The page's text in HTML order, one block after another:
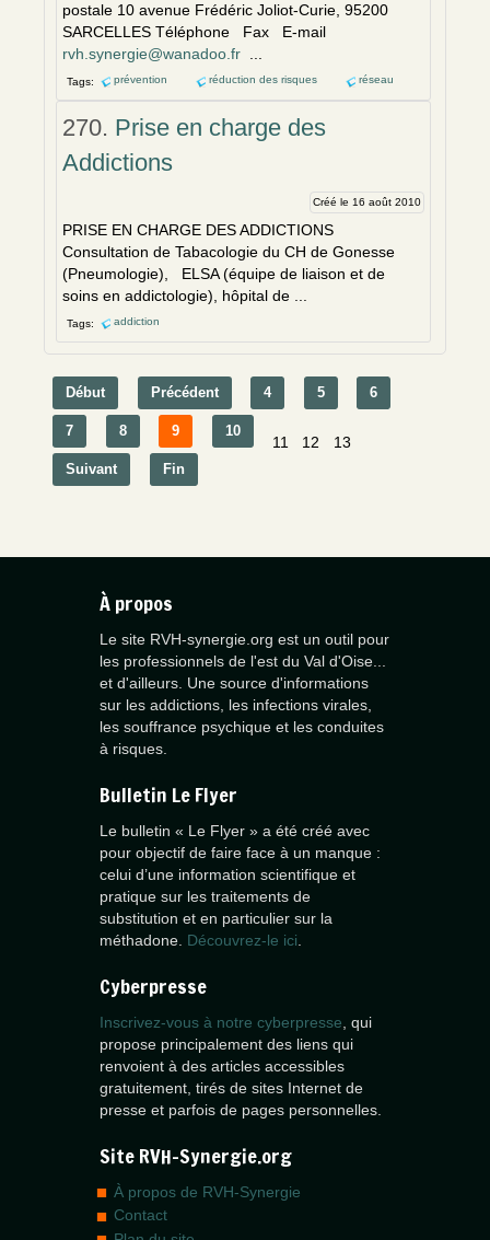
postale 10 avenue Frédéric Joliot-Curie, 95200
SARCELLES Téléphone Fax E-mail
rvh.synergie@wanadoo.fr
Tags: prévention réduction des risques réseau
270. Prise en charge des
Addictions
Créé le 16 août 2010
PRISE EN CHARGE DES ADDICTIONS
Consultation de Tabacologie du CH de Gonesse
(Pneumologie), ELSA (équipe de liaison et de
soins en addictologie), hôpital de ...
Tags: addiction
Début Précédent 4 5 6
7 8 9 10
11 12 13
Suivant Fin
À propos
Le site RVH-synergie.org est un outil pour
les professionnels de l'est du Val d'Oise...
et d'ailleurs. Une source d'informations
sur les addictions, les infections virales,
les souffrance psychique et les conduites
à risques.
Bulletin Le Flyer
Le bulletin « Le Flyer » a été créé avec
pour objectif de faire face à un manque :
celui d’une information scientifique et
pratique sur les traitements de
substitution et en particulier sur la
méthadone. Découvrez-le ici
Cyberpresse
Inscrivez-vous à notre cyberpresse , qui
propose principalement des liens qui
renvoient à des articles accessibles
gratuitement, tirés de sites Internet de
presse et parfois de pages personnelles.
Site RVH-Synergie.org
À propos de RVH-Synergie
Contact